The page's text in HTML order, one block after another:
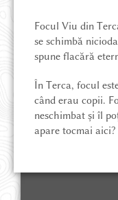
CUM
UNDE STAU
AVENTURĂ
Focul Viu din
se schimbă
spune flacără
În Terca, focul
când erau copii.
neschimbat și îl
apare tocmai aici?